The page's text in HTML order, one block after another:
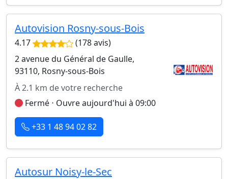
Autovision Rosny-sous-Bois
4.17
(178 avis)
2 avenue du Général de Gaulle,
93110, Rosny-sous-Bois
À 2.1 km de votre recherche
Fermé ⋅ Ouvre aujourd'hui à 09:00
+33 1 48 94 02 82
Autosur Noisy-le-Sec